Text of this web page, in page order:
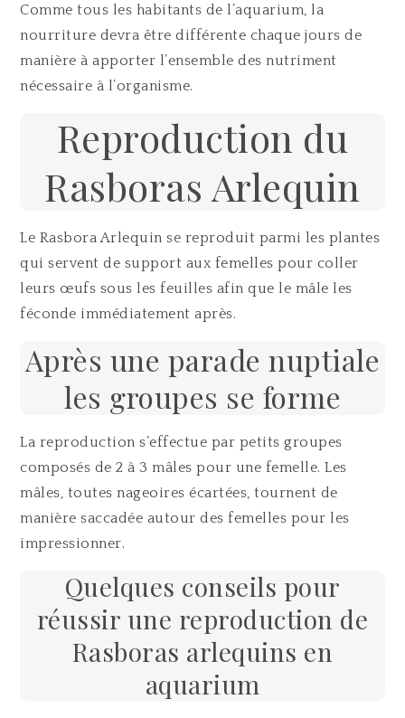
Comme tous les habitants de l’aquarium, la
nourriture devra être différente chaque jours de
manière à apporter l’ensemble des nutriment
nécessaire à l’organisme.
Reproduction du
Rasboras Arlequin
Le Rasbora Arlequin se reproduit parmi les plantes
qui servent de support aux femelles pour coller
leurs œufs sous les feuilles afin que le mâle les
féconde immédiatement après.
Après une parade nuptiale
les groupes se forme
La reproduction s’effectue par petits groupes
composés de 2 à 3 mâles pour une femelle. Les
mâles, toutes nageoires écartées, tournent de
manière saccadée autour des femelles pour les
impressionner.
Quelques conseils pour
réussir une reproduction de
Rasboras arlequins en
aquarium